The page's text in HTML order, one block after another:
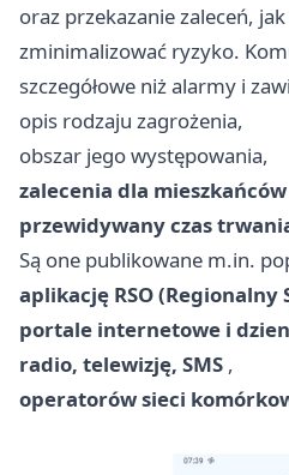
oraz przekazanie zaleceń,
zminimalizować ryzyko.
szczegółowe niż alarmy i
opis rodzaju zagrożenia,
obszar jego występowania,
zalecenia dla mieszkańców
przewidywany czas
Są one publikowane m.in.
aplikację RSO (Regionalny
portale internetowe i
radio, telewizję, SMS ,
operatorów sieci